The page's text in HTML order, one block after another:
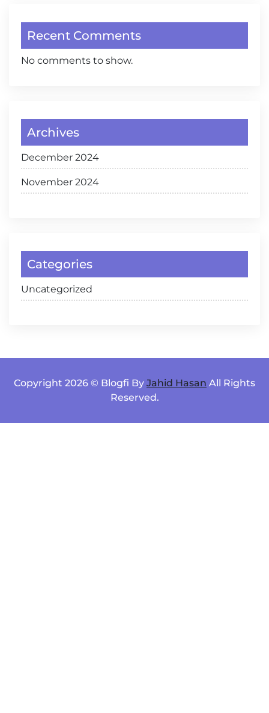
Recent Comments
No comments to show.
Archives
December 2024
November 2024
Categories
Uncategorized
Copyright 2026 © Blogfi By Jahid Hasan All Rights
Reserved.